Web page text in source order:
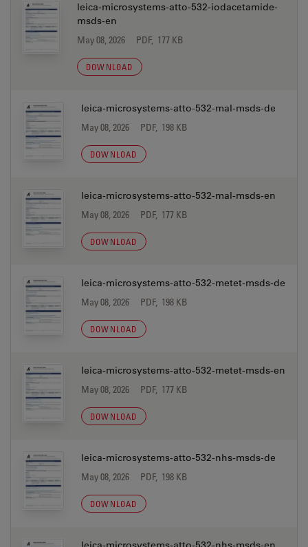
leica-microsystems-atto-532-iodacetamide-
msds-en
May 08, 2026 PDF, 177 KB
DOWNLOAD
leica-microsystems-atto-532-mal-msds-de
May 08, 2026 PDF, 198 KB
DOWNLOAD
leica-microsystems-atto-532-mal-msds-en
May 08, 2026 PDF, 177 KB
DOWNLOAD
leica-microsystems-atto-532-metet-msds-de
May 08, 2026 PDF, 198 KB
DOWNLOAD
leica-microsystems-atto-532-metet-msds-en
May 08, 2026 PDF, 177 KB
DOWNLOAD
leica-microsystems-atto-532-nhs-msds-de
May 08, 2026 PDF, 198 KB
DOWNLOAD